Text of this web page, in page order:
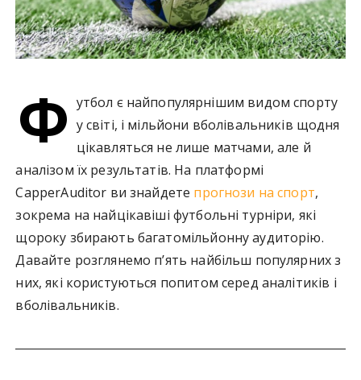
Ф утбол є найпопулярнішим видом спорту
у світі, і мільйони вболівальників щодня
цікавляться не лише матчами, але й
аналізом їх результатів. На платформі
CapperAuditor ви знайдете прогнози на спорт,
зокрема на найцікавіші футбольні турніри, які
щороку збирають багатомільйонну аудиторію.
Давайте розглянемо п’ять найбільш популярних з
них, які користуються попитом серед аналітиків і
вболівальників.